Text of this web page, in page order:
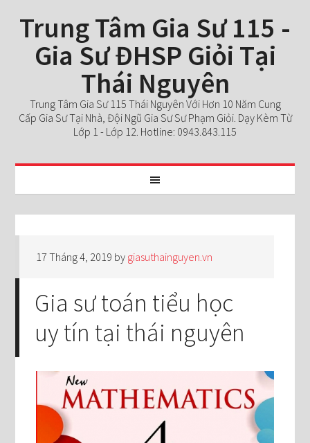
Trung Tâm Gia Sư 115 -
Gia Sư ĐHSP Giỏi Tại
Thái Nguyên
Trung Tâm Gia Sư 115 Thái Nguyên Với Hơn 10 Năm Cung
Cấp Gia Sư Tại Nhà, Đội Ngũ Gia Sư Sư Phạm Giỏi. Dạy Kèm Từ
Lớp 1 - Lớp 12. Hotline: 0943.843.115
17 Tháng 4, 2019 by giasuthainguyen.vn
Gia sư toán tiểu học
uy tín tại thái nguyên